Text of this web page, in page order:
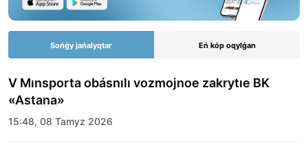
Sońǵy jańalyqtar Eń kóp oqylǵan
V Mınsporta obásnılı vozmojnoe zakrytıe BK
«Astana»
15:48, 08 Tamyz 2026